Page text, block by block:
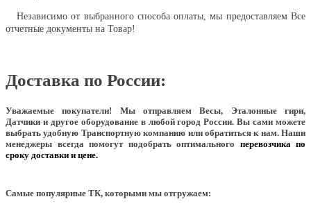
Независимо от выбранного способа оплаты, мы предоставляем Все
отчетные документы на Товар!
Доставка по России:
Уважаемые покупатели! Мы отправляем Весы, Эталонные гири,
Датчики и другое оборудование в любой город России. Вы сами можете
выбрать удобную Транспортную компанию или обратиться к нам. Наши
менеджеры всегда помогут подобрать оптимального перевозчика по
сроку доставки и цене.
Самые популярные ТК, которыми мы отгружаем: